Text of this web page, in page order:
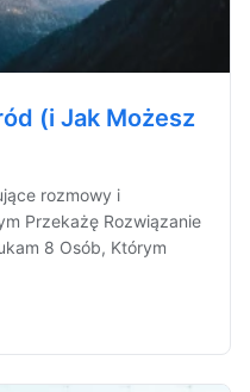
(i Jak Możesz
rozmowy i
Przekażę Rozwiązanie
8 Osób, Którym